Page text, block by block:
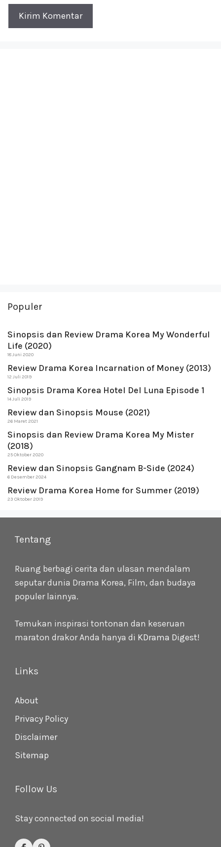
Populer
Sinopsis dan Review Drama Korea My Wonderful
Life (2020)
18 Juni 2020
Review Drama Korea Incarnation of Money (2013)
12 Juli 2019
Sinopsis Drama Korea Hotel Del Luna Episode 1
14 Juli 2019
Review dan Sinopsis Mouse (2021)
26 Maret 2021
Sinopsis dan Review Drama Korea My Mister
(2018)
25 Oktober 2020
Review dan Sinopsis Gangnam B-Side (2024)
6 Desember 2024
Review Drama Korea Home for Summer (2019)
23 Oktober 2019
Tentang
Ruang berbagi cerita dan ulasan mendalam
seputar dunia Drama Korea, Film, dan budaya
populer lainnya.
Temukan inspirasi tontonan dan keseruan
maraton drakor Anda hanya di KDrama Digest!
Links
About
Privacy Policy
Disclaimer
Sitemap
Follow Us
Stay connected on social media!